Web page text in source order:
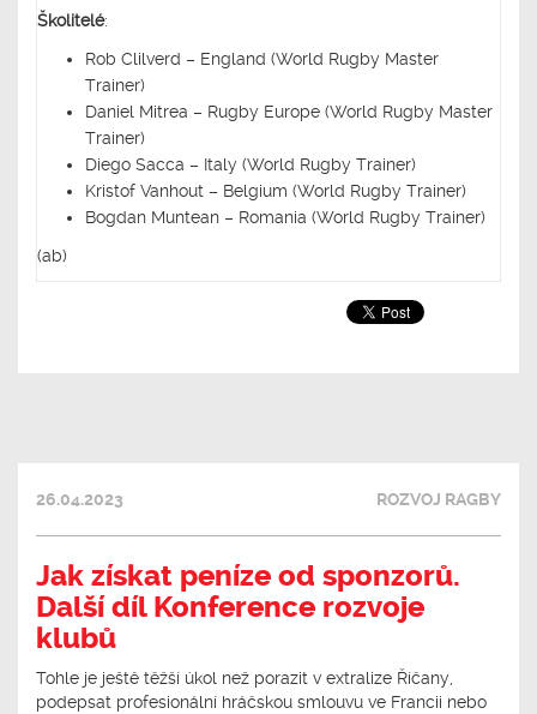
Školitelé:
Rob Clilverd – England (World Rugby Master
Trainer)
Daniel Mitrea – Rugby Europe (World Rugby Master
Trainer)
Diego Sacca – Italy (World Rugby Trainer)
Kristof Vanhout – Belgium (World Rugby Trainer)
Bogdan Muntean – Romania (World Rugby Trainer)
(ab)
26.04.2023 ROZVOJ RAGBY
Jak získat peníze od sponzorů.
Další díl Konference rozvoje
klubů
Tohle je ještě těžší úkol než porazit v extralize Říčany,
podepsat profesionální hráčskou smlouvu ve Francii nebo